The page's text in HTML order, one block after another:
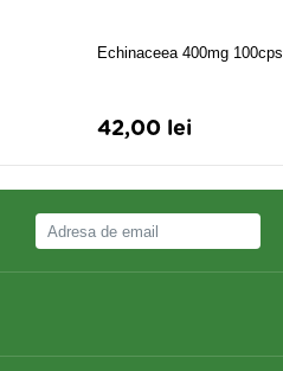
Echinaceea 400mg 100cps
42,00 lei